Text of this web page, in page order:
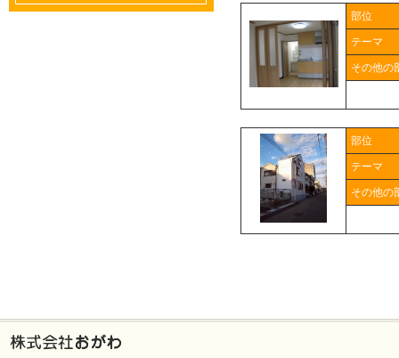
部位
テーマ
その他の
部位
テーマ
その他の